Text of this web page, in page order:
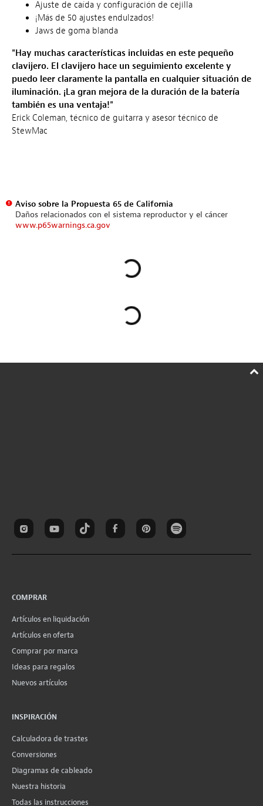
Ajuste de caída y configuración de cejilla
¡Más de 50 ajustes endulzados!
Jaws de goma blanda
"Hay muchas características incluidas en este pequeño
clavijero. El clavijero hace un seguimiento excelente y
puedo leer claramente la pantalla en cualquier situación de
iluminación. ¡La gran mejora de la duración de la batería
también es una ventaja!"
Erick Coleman, técnico de guitarra y asesor técnico de
StewMac
Aviso sobre la Propuesta 65 de California
Daños relacionados con el sistema reproductor y el cáncer
www.p65warnings.ca.gov
COMPRAR
Artículos en liquidación
Artículos en oferta
Comprar por marca
Ideas para regalos
Nuevos artículos
INSPIRACIÓN
Calculadora de trastes
Conversiones
Diagramas de cableado
Nuestra historia
Todas las instrucciones